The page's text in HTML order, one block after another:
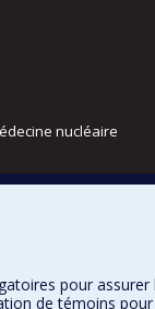
nucléaire
pour
de témoins